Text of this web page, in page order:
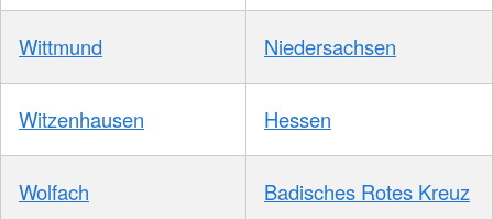
Wittmund Niedersachsen
Witzenhausen Hessen
Wolfach Badisches Rotes Kreuz